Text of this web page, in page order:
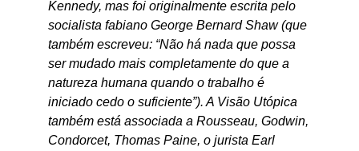
Kennedy, mas foi originalmente escrita pelo
socialista fabiano George Bernard Shaw (que
também escreveu: “Não há nada que possa
ser mudado mais completamente do que a
natureza humana quando o trabalho é
iniciado cedo o suficiente”). A Visão Utópica
também está associada a Rousseau, Godwin,
Condorcet, Thomas Paine, o jurista Earl